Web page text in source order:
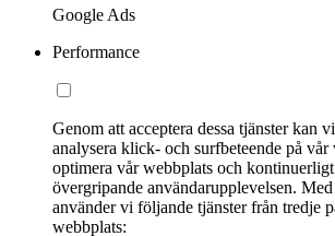
Google Ads
Performance
Genom att acceptera dessa tjänster kan
analysera klick- och surfbeteende på
optimera vår webbplats och
övergripande användarupplevelsen.
använder vi följande tjänster från tredje
webbplats: